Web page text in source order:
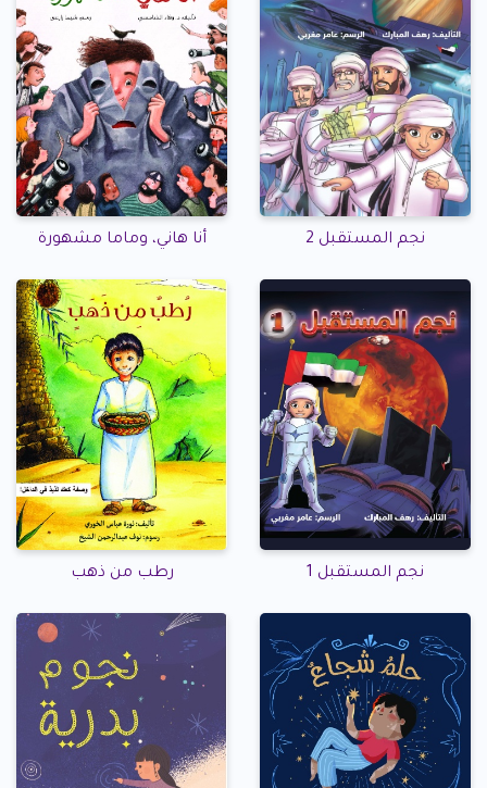
نجم المستقبل 2 أنا هاني، وماما مشهورة
نجم المستقبل 1 رطب من ذهب